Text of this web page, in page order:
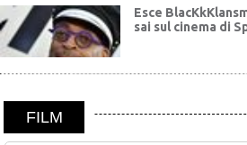
Esce
sai sul cinema di